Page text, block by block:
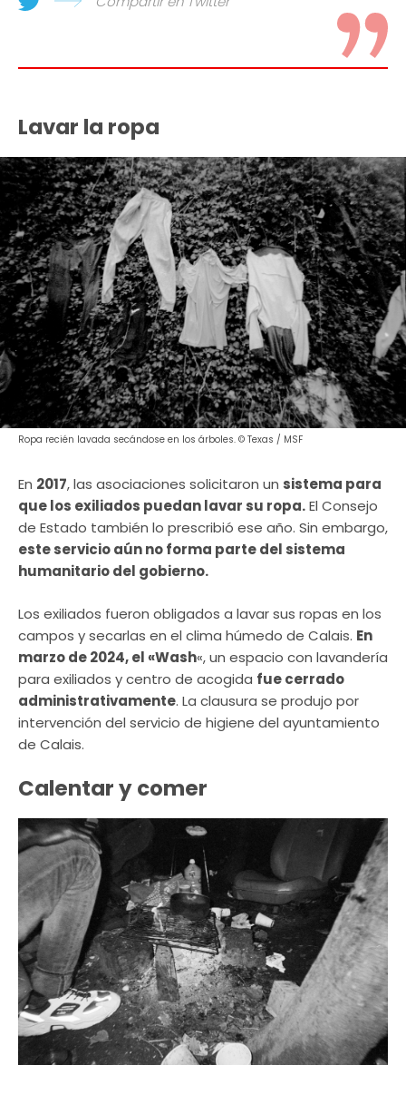
Lavar la ropa
Ropa recién lavada secándose en los árboles. © Texas / MSF
En 2017, las asociaciones solicitaron un sistema para
que los exiliados puedan lavar su ropa.El Consejo
de Estado también lo prescribió ese año. Sin embargo,
este servicio aún no forma parte del sistema
humanitario del gobierno.
Los exiliados fueron obligados a lavar sus ropas en los
campos y secarlas en el clima húmedo de Calais. En
marzo de 2024, el «Wash«, un espacio con lavandería
para exiliados y centro de acogida fue cerrado
administrativamente. La clausura se produjo por
intervención del servicio de higiene del ayuntamiento
de Calais.
Calentar y comer